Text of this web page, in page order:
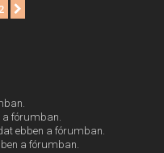
fórumban.
ebben a fórumban.
a fórumban.